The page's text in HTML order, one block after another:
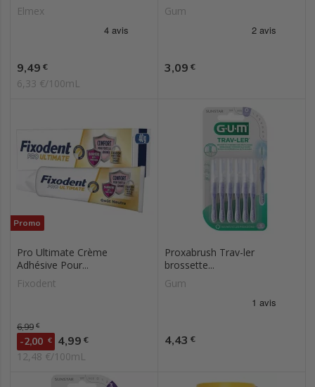
Elmex
Prix
9,49 €
6,33 €/100mL
Gum
Prix
3,09 €
Promo
Pro Ultimate Crème
Adhésive Pour...
Fixodent
Prix de base
6,99 €
-2,00 € Prix
4,99 €
12,48 €/100mL
Proxabrush Trav-ler
brossette...
Gum
Prix
4,43 €